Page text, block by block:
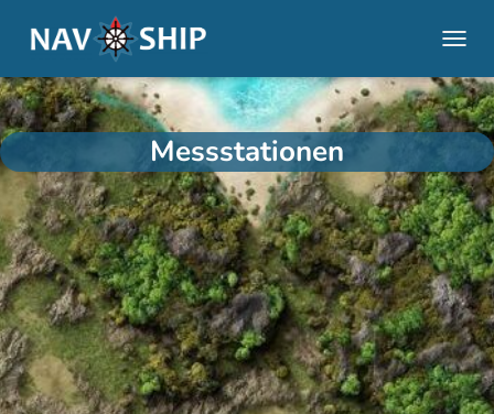
Messstationen